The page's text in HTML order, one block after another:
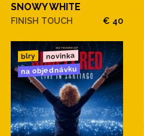
SNOWY WHITE
FINISH TOUCH € 40
blry novinka
na objednávku